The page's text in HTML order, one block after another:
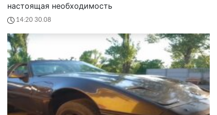
настоящая необходимость
14:20 30.08